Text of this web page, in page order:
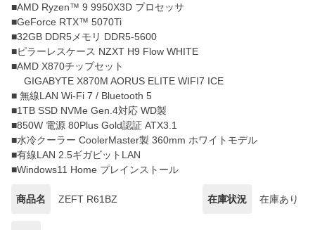
■AMD Ryzen™ 9 9950X3D プロセッサ
■GeForce RTX™ 5070Ti
■32GB DDR5メモリ DDR5-5600
■ピラーレスケース NZXT H9 Flow WHITE
■AMD X870チップセット
GIGABYTE X870M AORUS ELITE WIFI7 ICE
■ 無線LAN Wi-Fi 7 / Bluetooth 5
■1TB SSD NVMe Gen.4対応 WD製
■850W 電源 80Plus Gold認証 ATX3.1
■水冷クーラー CoolerMaster製 360mm ホワイトモデル
■有線LAN 2.5ギガビットLAN
■Windows11 Home プレインストール
商品名 ZEFT R61BZ 在庫状況 在庫あり